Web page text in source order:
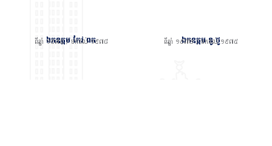
ឯកឧត្តម កែវ ពក
ពីឆ្នាំ ១៩៧៥ / មកដល់ ១៩៧៨ ឯកឧត្តម នូ ថូ
ពីឆ្នាំ ១៩៧២ / មកដល់ ១៩៧៥